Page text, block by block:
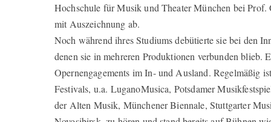
Hochschule für Musik und Theater München bei
mit Auszeichnung ab.
Noch während ihres Studiums debütierte sie bei den
denen sie in mehreren Produktionen verbunden blieb.
Opernengagements im In- und Ausland. Regelmäßig
Festivals, u.a. LuganoMusica, Potsdamer
der Alten Musik, Münchener Biennale, Stuttgarter